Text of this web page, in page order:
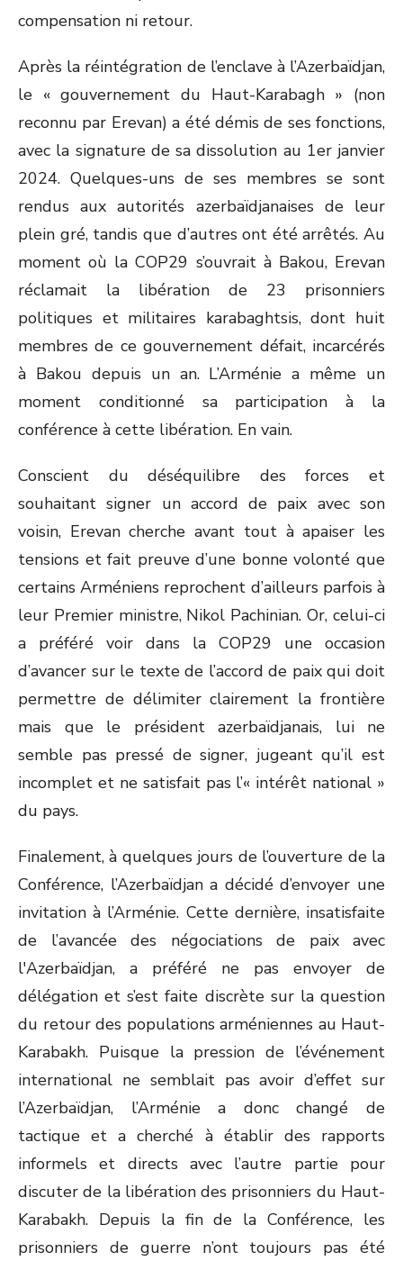
compensation ni retour.
Après la réintégration de l’enclave à l’Azerbaïdjan,
le « gouvernement du Haut-Karabagh » (non
reconnu par Erevan) a été démis de ses fonctions,
avec la signature de sa dissolution au 1er janvier
2024. Quelques-uns de ses membres se sont
rendus aux autorités azerbaïdjanaises de leur
plein gré, tandis que d’autres ont été arrêtés. Au
moment où la COP29 s’ouvrait à Bakou, Erevan
réclamait la libération de 23 prisonniers
politiques et militaires karabaghtsis, dont huit
membres de ce gouvernement défait, incarcérés
à Bakou depuis un an. L’Arménie a même un
moment conditionné sa participation à la
conférence à cette libération. En vain.
Conscient du déséquilibre des forces et
souhaitant signer un accord de paix avec son
voisin, Erevan cherche avant tout à apaiser les
tensions et fait preuve d’une bonne volonté que
certains Arméniens reprochent d’ailleurs parfois à
leur Premier ministre, Nikol Pachinian. Or, celui-ci
a préféré voir dans la COP29 une occasion
d’avancer sur le texte de l’accord de paix qui doit
permettre de délimiter clairement la frontière
mais que le président azerbaïdjanais, lui ne
semble pas pressé de signer, jugeant qu’il est
incomplet et ne satisfait pas l’« intérêt national »
du pays.
Finalement, à quelques jours de l’ouverture de la
Conférence, l’Azerbaïdjan a décidé d’envoyer une
invitation à l’Arménie. Cette dernière, insatisfaite
de l’avancée des négociations de paix avec
l'Azerbaïdjan, a préféré ne pas envoyer de
délégation et s’est faite discrète sur la question
du retour des populations arméniennes au Haut-
Karabakh. Puisque la pression de l’événement
international ne semblait pas avoir d’effet sur
l’Azerbaïdjan, l’Arménie a donc changé de
tactique et a cherché à établir des rapports
informels et directs avec l’autre partie pour
discuter de la libération des prisonniers du Haut-
Karabakh. Depuis la fin de la Conférence, les
prisonniers de guerre n’ont toujours pas été